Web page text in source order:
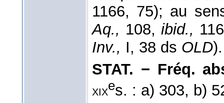
1166, 75); au
Aq., 108, ibid.,
Inv., I, 38 ds OLD).
STAT. − Fréq.
xixes. : a) 303, b)